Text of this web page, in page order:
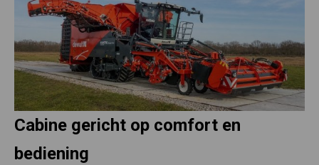
Cabine gericht op comfort en
bediening